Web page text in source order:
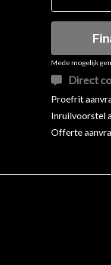
Mede mogelijk
Direct
Proefrit
Inruilvoorstel
Offerte